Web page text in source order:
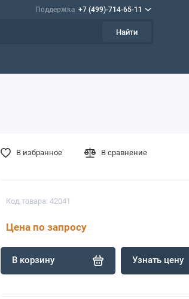
Поддержка +7 (499)-714-65-11
Найти
Код товара: 42041
Цена по запросу
В корзину Узнать цену
В избранное В сравнение